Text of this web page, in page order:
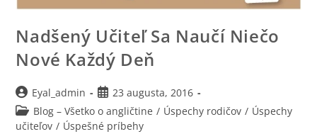
Nadšený Učiteľ Sa Naučí Niečo
Nové Každý Deň
Eyal_admin
23 augusta, 2016
Blog – Všetko o angličtine / Úspechy rodičov / Úspechy
učiteľov / Úspešné príbehy